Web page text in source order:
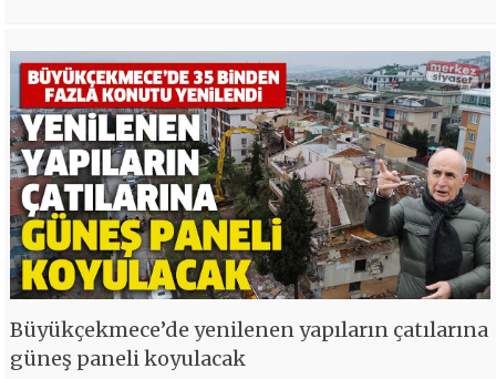
Büyükçekmece’de yenilenen yapıların çatılarına
güneş paneli koyulacak